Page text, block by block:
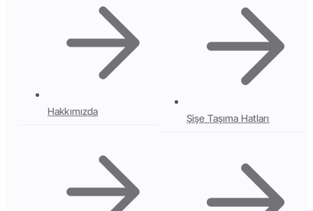
Hakkımızda
Şişe Taşıma Hatları